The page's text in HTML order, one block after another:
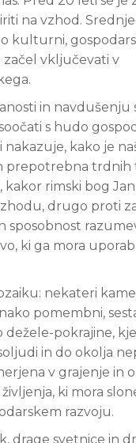
na vzhod.
kulturni,
začel vključevati v
in navdušenju
s hudo
kako je
prepotrebna trdnih
kakor rimski bog
drugo proti
sposobnost
ki ga mora
nekateri
pomembni,
dežele-pokrajine,
in do okolja
v grajenje in
ki mora
razvoju.
drage svetnice in